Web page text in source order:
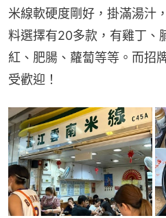
米線軟硬度剛好，掛滿湯汁
料選擇有20多款，有雞丁、
紅、肥腸、蘿蔔等等。而招
受歡迎！